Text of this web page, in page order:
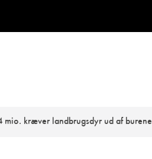
mio. kræver landbrugsdyr ud af burene